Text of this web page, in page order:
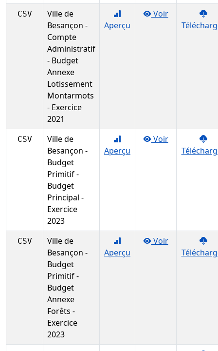
CSV
Ville de
Besançon -
Compte
Administratif
- Budget
Annexe
Lotissement
Montarmots
- Exercice
2021
Aperçu
Voir
CSV
Ville de
Besançon -
Budget
Primitif -
Budget
Principal -
Exercice
2023
Aperçu
Voir
CSV
Ville de
Besançon -
Budget
Primitif -
Budget
Annexe
Forêts -
Exercice
2023
Aperçu
Voir